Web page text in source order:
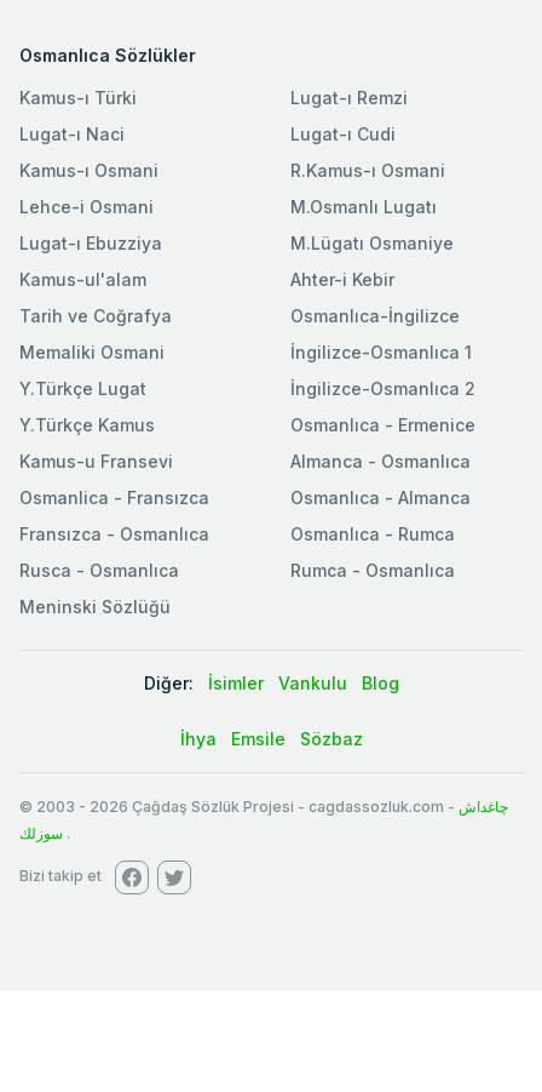
Osmanlıca Sözlükler
Kamus-ı Türki
Lugat-ı Naci
Kamus-ı Osmani
Lehce-i Osmani
Lugat-ı Ebuzziya
Lugat-ı Remzi
Lugat-ı Cudi
R.Kamus-ı Osmani
M.Osmanlı Lugatı
M.Lügatı Osmaniye
Kamus-ul'alam
Tarih ve Coğrafya
Memaliki Osmani
Y.Türkçe Lugat
Y.Türkçe Kamus
Ahter-i Kebir
Osmanlıca-İngilizce
İngilizce-Osmanlıca 1
İngilizce-Osmanlıca 2
Osmanlıca - Ermenice
Kamus-u Fransevi
Osmanlica - Fransızca
Fransızca - Osmanlıca
Rusca - Osmanlıca
Meninski Sözlüğü
Almanca - Osmanlıca
Osmanlıca - Almanca
Osmanlıca - Rumca
Rumca - Osmanlıca
Diğer: İsimler Vankulu Blog
İhya Emsile Sözbaz
© 2003 - 2026 Çağdaş Sözlük Projesi - cagdassozluk.com - چاغداش
سوزلك .
Bizi takip et